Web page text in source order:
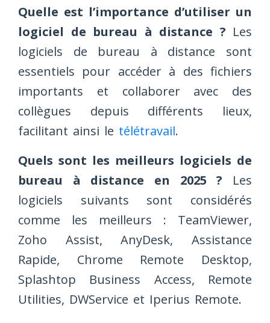
Quelle est l’importance d’utiliser un
logiciel de bureau à distance ? Les
logiciels de bureau à distance sont
essentiels pour accéder à des fichiers
importants et collaborer avec des
collègues depuis différents lieux,
facilitant ainsi le télétravail.
Quels sont les meilleurs logiciels de
bureau à distance en 2025 ? Les
logiciels suivants sont considérés
comme les meilleurs : TeamViewer,
Zoho Assist, AnyDesk, Assistance
Rapide, Chrome Remote Desktop,
Splashtop Business Access, Remote
Utilities, DWService et Iperius Remote.